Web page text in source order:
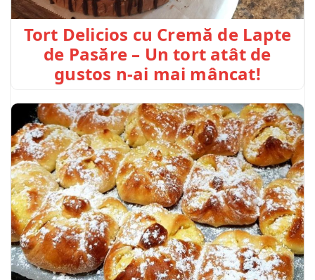
Tort Delicios cu Cremă de Lapte
de Pasăre – Un tort atât de
gustos n-ai mai mâncat!